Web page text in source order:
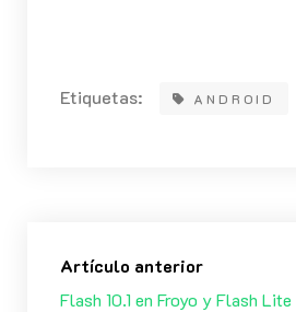
Etiquetas: ANDROID
Artículo anterior
Flash 10.1 en Froyo y Flash